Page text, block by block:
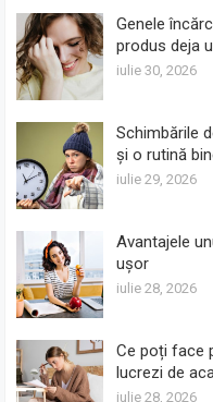
Genele
produs deja
iulie 30, 2026
Schimbările
și o rutină
iulie 29, 2026
Avantajele
ușor
iulie 28, 2026
Ce poți face
lucrezi de
iulie 28, 2026